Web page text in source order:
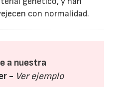
con normalidad.
a nuestra
- Ver ejemplo